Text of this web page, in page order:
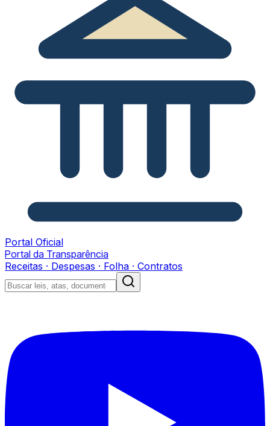
Portal Oficial
Portal da Transparência
Receitas · Despesas · Folha · Contratos